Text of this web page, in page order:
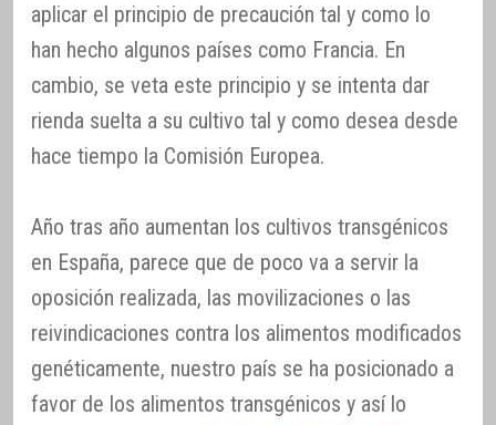
aplicar el principio de precaución tal y como lo
han hecho algunos países como Francia. En
cambio, se veta este principio y se intenta dar
rienda suelta a su cultivo tal y como desea desde
hace tiempo la Comisión Europea.
Año tras año aumentan los cultivos transgénicos
en España, parece que de poco va a servir la
oposición realizada, las movilizaciones o las
reivindicaciones contra los alimentos modificados
genéticamente, nuestro país se ha posicionado a
favor de los alimentos transgénicos y así lo